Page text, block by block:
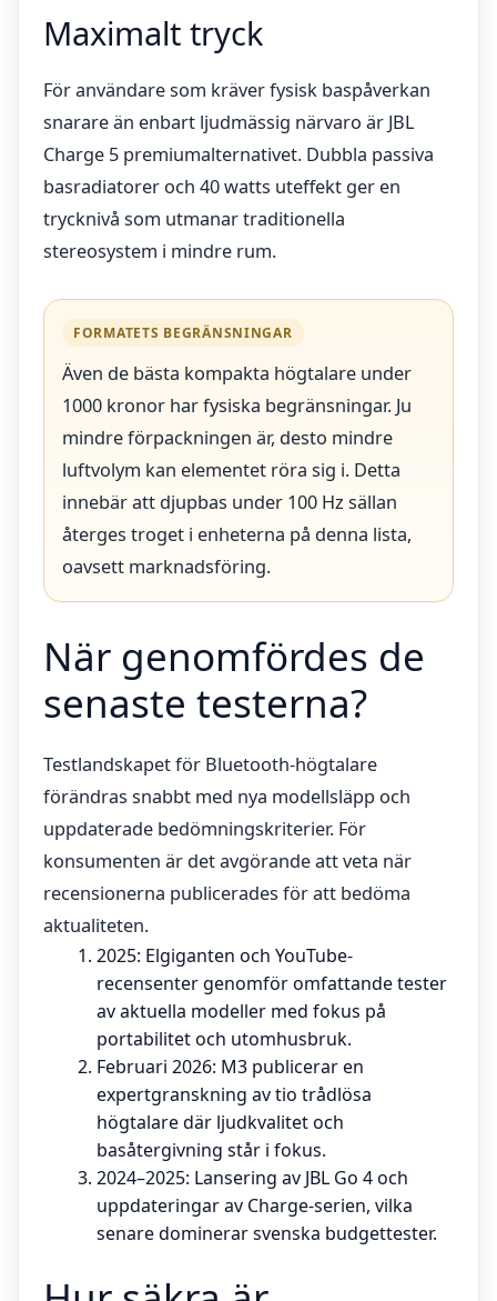
Maximalt tryck
För användare som kräver fysisk baspåverkan
snarare än enbart ljudmässig närvaro är JBL
Charge 5 premiumalternativet. Dubbla passiva
basradiatorer och 40 watts uteffekt ger en
trycknivå som utmanar traditionella
stereosystem i mindre rum.
FORMATETS BEGRÄNSNINGAR
Även de bästa kompakta högtalare under
1000 kronor har fysiska begränsningar. Ju
mindre förpackningen är, desto mindre
luftvolym kan elementet röra sig i. Detta
innebär att djupbas under 100 Hz sällan
återges troget i enheterna på denna lista,
oavsett marknadsföring.
När genomfördes de
senaste testerna?
Testlandskapet för Bluetooth-högtalare
förändras snabbt med nya modellsläpp och
uppdaterade bedömningskriterier. För
konsumenten är det avgörande att veta när
recensionerna publicerades för att bedöma
aktualiteten.
2025: Elgiganten och YouTube-
recensenter genomför omfattande tester
av aktuella modeller med fokus på
portabilitet och utomhusbruk.
Februari 2026: M3 publicerar en
expertgranskning av tio trådlösa
högtalare där ljudkvalitet och
basåtergivning står i fokus.
2024–2025: Lansering av JBL Go 4 och
uppdateringar av Charge-serien, vilka
senare dominerar svenska budgettester.